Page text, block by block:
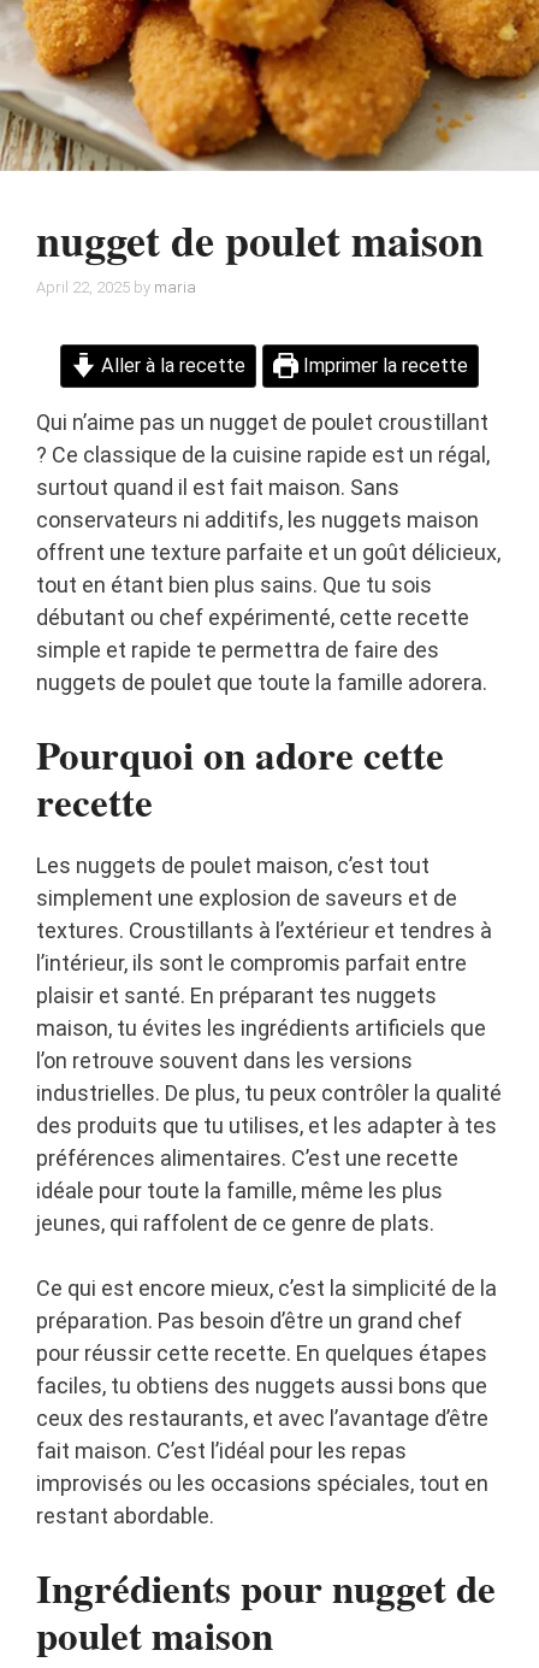
nugget de poulet maison
April 22, 2025 by maria
Aller à la recette Imprimer la recette
Qui n’aime pas un nugget de poulet croustillant
? Ce classique de la cuisine rapide est un régal,
surtout quand il est fait maison. Sans
conservateurs ni additifs, les nuggets maison
offrent une texture parfaite et un goût délicieux,
tout en étant bien plus sains. Que tu sois
débutant ou chef expérimenté, cette recette
simple et rapide te permettra de faire des
nuggets de poulet que toute la famille adorera.
Pourquoi on adore cette
recette
Les nuggets de poulet maison, c’est tout
simplement une explosion de saveurs et de
textures. Croustillants à l’extérieur et tendres à
l’intérieur, ils sont le compromis parfait entre
plaisir et santé. En préparant tes nuggets
maison, tu évites les ingrédients artificiels que
l’on retrouve souvent dans les versions
industrielles. De plus, tu peux contrôler la qualité
des produits que tu utilises, et les adapter à tes
préférences alimentaires. C’est une recette
idéale pour toute la famille, même les plus
jeunes, qui raffolent de ce genre de plats.
Ce qui est encore mieux, c’est la simplicité de la
préparation. Pas besoin d’être un grand chef
pour réussir cette recette. En quelques étapes
faciles, tu obtiens des nuggets aussi bons que
ceux des restaurants, et avec l’avantage d’être
fait maison. C’est l’idéal pour les repas
improvisés ou les occasions spéciales, tout en
restant abordable.
Ingrédients pour nugget de
poulet maison